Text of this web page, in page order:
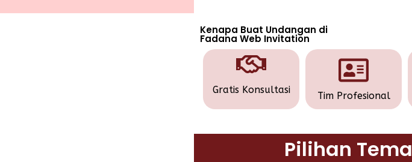
Kenapa Buat Undangan di
Fadana Web Invitation
Gratis Konsultasi
Tim Profesional
Pilihan Tema